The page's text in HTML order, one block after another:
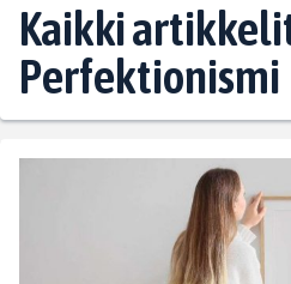
Kaikki
Perfektionismi